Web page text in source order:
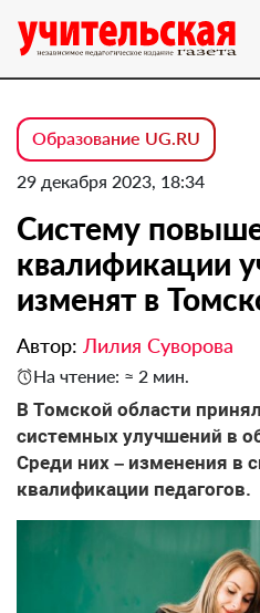
Образование UG.RU
29 декабря 2023, 18:34
Систему
квалификации
изменят в
Автор: Лилия Суворова
На чтение: ≈ 2 мин.
В Томской области
системных улучшений в
Среди них – изменения в
квалификации педагогов.